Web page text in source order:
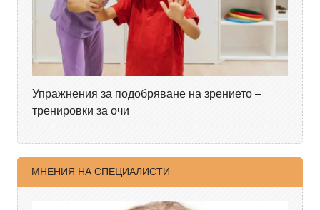
Упражнения за подобряване на зрението –
тренировки за очи
МНЕНИЯ НА СПЕЦИАЛИСТИ